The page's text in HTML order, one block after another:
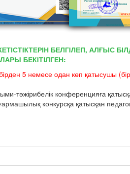
БЕЛГІЛЕП, АЛҒЫС
БЕКІТІЛГЕН:
5 немесе одан көп қатысушы
тәжірибелік конференцияға
конкурсқа қатысқан